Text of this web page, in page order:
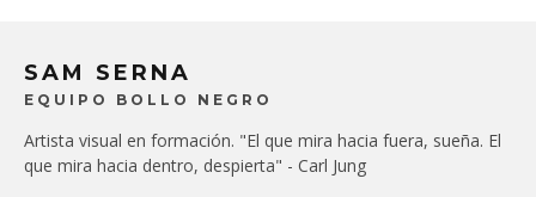
SAM SERNA
EQUIPO BOLLO NEGRO
Artista visual en formación. "El que mira hacia fuera, sueña. El
que mira hacia dentro, despierta" - Carl Jung